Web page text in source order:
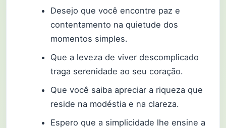
Desejo que você encontre paz e
contentamento na quietude dos
momentos simples.
Que a leveza de viver descomplicado
traga serenidade ao seu coração.
Que você saiba apreciar a riqueza que
reside na modéstia e na clareza.
Espero que a simplicidade lhe ensine a